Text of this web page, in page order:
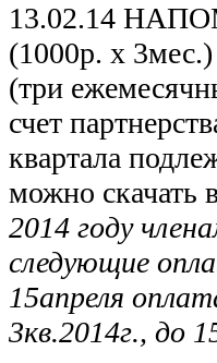
13.02.14
(1000р. х
(три
счет
квартала
можно скачать
2014 году
следующие
15апреля
3кв.2014г., до